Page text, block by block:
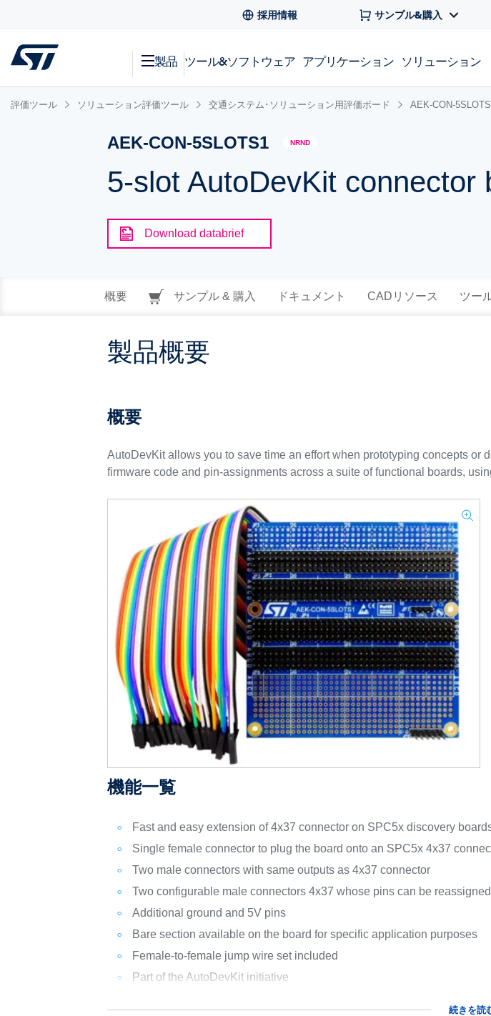
採用情報 サンプル&購入
製品 ツール&ソフトウェア アプリケーション ソリューション
評価ツール ソリューション評価ツール 交通システム･ソリューション用評価ボード AEK-CON-
AEK-CON-5SLOTS1 NRND
5-slot AutoDevKit connector
Download databrief
概要 サンプル & 購入 ドキュメント CADリソース ツー
製品概要
概要
AutoDevKit allows you to save time an effort when prototyping concepts
firmware code and pin-assignments across a suite of functional boards,
機能一覧
Fast and easy extension of 4x37 connector on SPC5x discovery
Single female connector to plug the board onto an SPC5x 4x37
Two male connectors with same outputs as 4x37 connector
Two configurable male connectors 4x37 whose pins can be
Additional ground and 5V pins
Bare section available on the board for specific application purposes
Female-to-female jump wire set included
Part of the AutoDevKit initiative
続きを読